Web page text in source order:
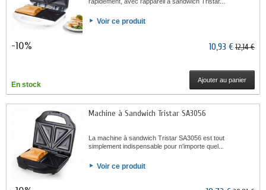
Voir ce produit
-10% 10,93 €12,14 €
En stock
Ajouter au panier
Machine à Sandwich Tristar SA3056
La machine à sandwich Tristar SA3056 est tout
simplement indispensable pour n'importe quel...
Voir ce produit